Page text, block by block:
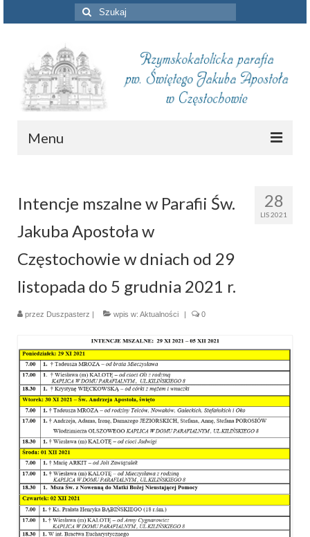
Szuklaj
w:
Menu
Intencje mszalne
Informacje duszpasterskie
Piszą o nas
Remont kościoła
Parafia
Historia
Duszpasterze
Nasz patron
Kościół Rektoracki
Vademecum
Wspólnoty parafialne
Katecheza parafialna
28
LIS 2021
Intencje mszalne w Parafii Św.
Jakuba Apostoła w
Częstochowie w dniach od 29
listopada do 5 grudnia 2021 r.
przez Duszpasterz wpis w: Aktualności 0